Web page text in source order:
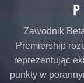
Zawodnik
Premiership
reprezentując
punkty w